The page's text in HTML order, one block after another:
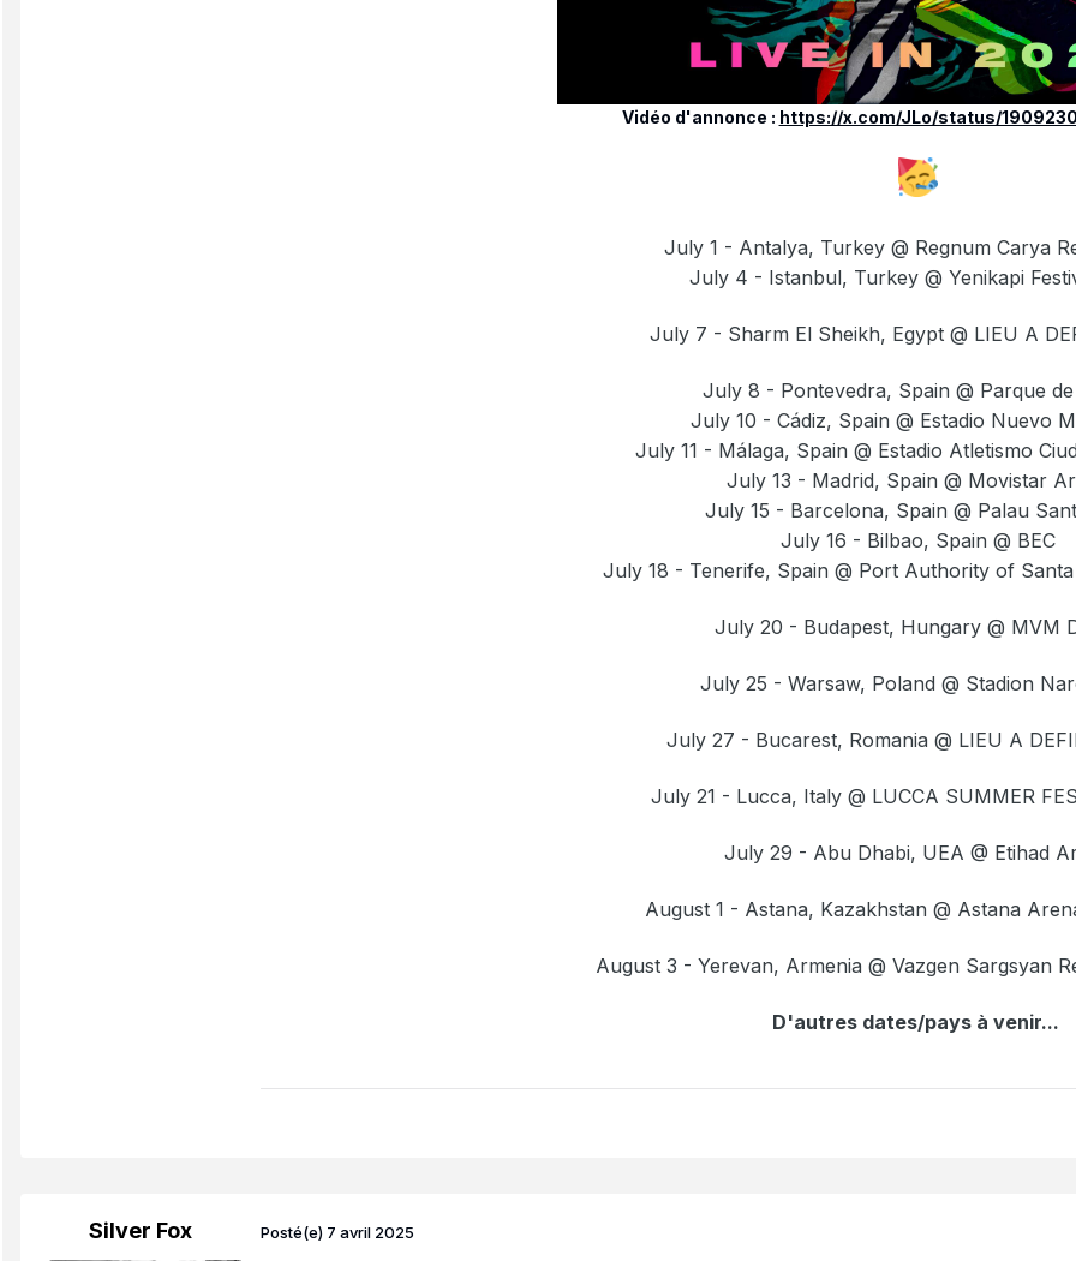
Vidéo d'annonce : https://x.com/JLo/status/
July 1 - Antalya, Turkey @ Regnum Carya
July 4 - Istanbul, Turkey @ Yenikapi
July 7 - Sharm El Sheikh, Egypt @ LIEU A
July 8 - Pontevedra, Spain @ Parque
July 10 - Cádiz, Spain @ Estadio Nuevo
July 11 - Málaga, Spain @ Estadio Atletismo
July 13 - Madrid, Spain @ Movistar
July 15 - Barcelona, Spain @ Palau
July 16 - Bilbao, Spain @ BEC
July 18 - Tenerife, Spain @ Port Authority of
July 20 - Budapest, Hungary @ MVM
July 25 - Warsaw, Poland @ Stadion
July 27 - Bucarest, Romania @ LIEU A
July 21 - Lucca, Italy @ LUCCA SUMMER
July 29 - Abu Dhabi, UEA @ Etihad
August 1 - Astana, Kazakhstan @ Astana
August 3 - Yerevan, Armenia @ Vazgen Sargsyan
D'autres dates/pays à venir...
Silver Fox Posté(e) 7 avril 2025